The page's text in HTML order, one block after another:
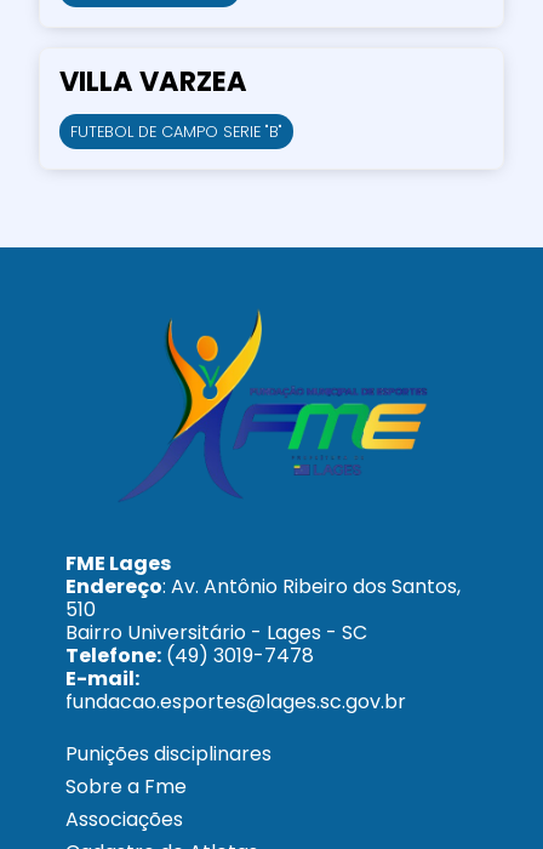
VILLA VARZEA
FUTEBOL DE CAMPO SERIE "B"
FME Lages
Endereço: Av. Antônio Ribeiro dos Santos,
510
Bairro Universitário - Lages - SC
Telefone: (49) 3019-7478
E-mail:
fundacao.esportes@lages.sc.gov.br
Punições disciplinares
Sobre a Fme
Associações